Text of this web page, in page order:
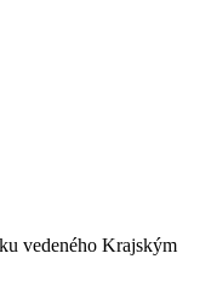
vedeného Krajským